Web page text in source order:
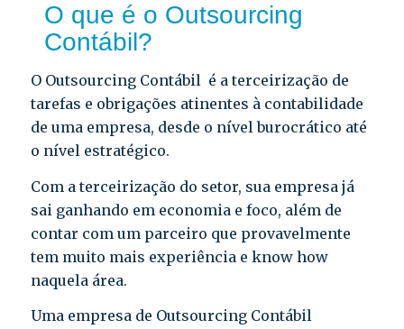
O que é o Outsourcing
Contábil?
O Outsourcing Contábil é a terceirização de
tarefas e obrigações atinentes à contabilidade
de uma empresa, desde o nível burocrático até
o nível estratégico.
Com a terceirização do setor, sua empresa já
sai ganhando em economia e foco, além de
contar com um parceiro que provavelmente
tem muito mais experiência e know how
naquela área.
Uma empresa de Outsourcing Contábil